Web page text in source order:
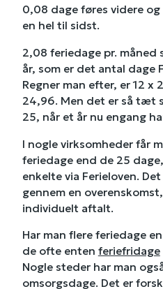
0,08 dage føres videre
en hel til sidst.
2,08 feriedage pr. måned
år, som er det antal dage
Regner man efter, er 12 x
24,96. Men det er så tæt
25, når et år nu engang
I nogle virksomheder får
feriedage end de 25
enkelte via Ferieloven.
gennem en
individuelt aftalt.
Har man flere feriedage
de ofte enten feriefridage
Nogle steder har man
omsorgsdage. Det er